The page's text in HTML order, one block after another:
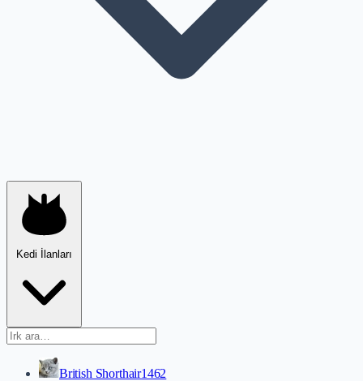
Kedi İlanları
British Shorthair1462